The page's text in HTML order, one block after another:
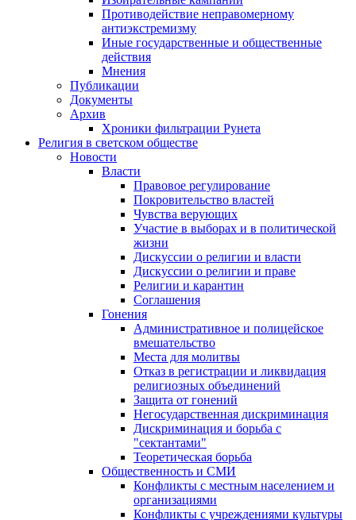
Противодействие неправомерному
антиэкстремизму
Иные государственные и общественные
действия
Мнения
Публикации
Документы
Архив
Хроники фильтрации Рунета
Религия в светском обществе
Новости
Власти
Правовое регулирование
Покровительство властей
Чувства верующих
Участие в выборах и в политической
жизни
Дискуссии о религии и власти
Дискуссии о религии и праве
Религии и карантин
Соглашения
Гонения
Административное и полицейское
вмешательство
Места для молитвы
Отказ в регистрации и ликвидация
религиозных объединений
Защита от гонений
Негосударственная дискриминация
Дискриминация и борьба с
"сектантами"
Теоретическая борьба
Общественность и СМИ
Конфликты с местным населением и
организациями
Конфликты с учреждениями культуры